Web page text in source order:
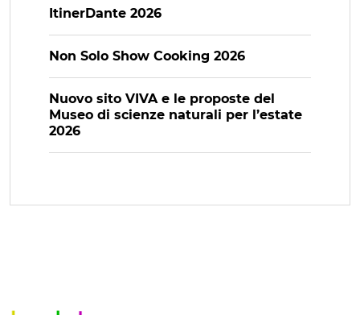
ItinerDante 2026
Non Solo Show Cooking 2026
Nuovo sito VIVA e le proposte del
Museo di scienze naturali per l’estate
2026